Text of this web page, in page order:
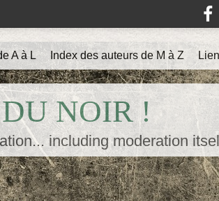
NOIR !
including moderation
A à L Index des auteurs de M à Z